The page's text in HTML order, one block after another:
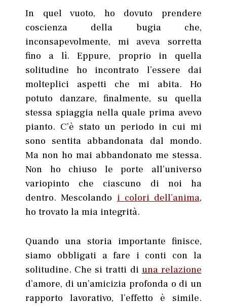
In quel vuoto, ho dovuto prendere
coscienza della bugia che,
inconsapevolmente, mi aveva sorretta
fino a lì. Eppure, proprio in quella
solitudine ho incontrato l’essere dai
molteplici aspetti che mi abita. Ho
potuto danzare, finalmente, su quella
stessa spiaggia nella quale prima avevo
pianto. C’è stato un periodo in cui mi
sono sentita abbandonata dal mondo.
Ma non ho mai abbandonato me stessa.
Non ho chiuso le porte all’universo
variopinto che ciascuno di noi ha
dentro. Mescolando i colori dell’anima,
ho trovato la mia integrità.
Quando una storia importante finisce,
siamo obbligati a fare i conti con la
solitudine. Che si tratti di una relazione
d’amore, di un’amicizia profonda o di un
rapporto lavorativo, l’effetto è simile.